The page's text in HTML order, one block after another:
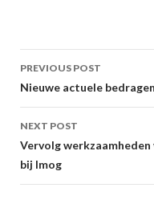
Post
navigation
PREVIOUS POST
Nieuwe actuele
NEXT POST
Vervolg
bij Imog